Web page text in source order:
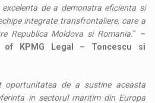
de a demonstra eficienta si
integrate transfrontaliere, care a
Republica Moldova si Romania.” –
of KPMG Legal – Toncescu si
de a sustine aceasta
in sectorul maritim din Europa